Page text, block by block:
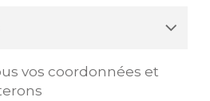
vos coordonnées et